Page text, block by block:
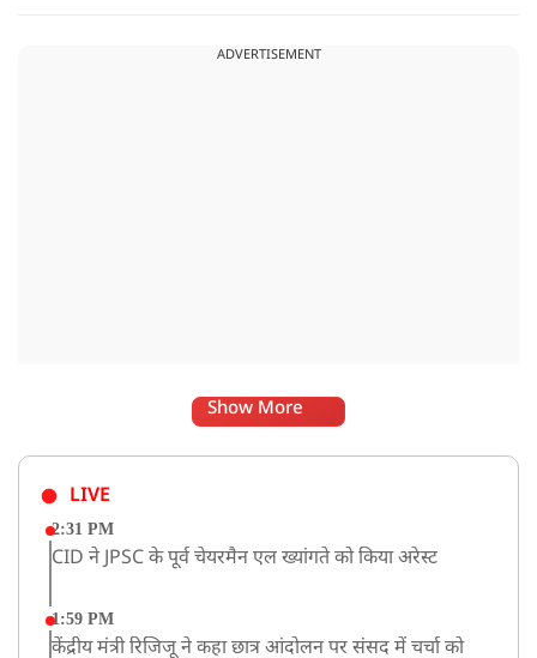
ADVERTISEMENT
Show More
LIVE
2:31 PM
CID ने JPSC के पूर्व चेयरमैन एल ख्यांगते को किया अरेस्ट
1:59 PM
केंद्रीय मंत्री रिजिजू ने कहा छात्र आंदोलन पर संसद में चर्चा को